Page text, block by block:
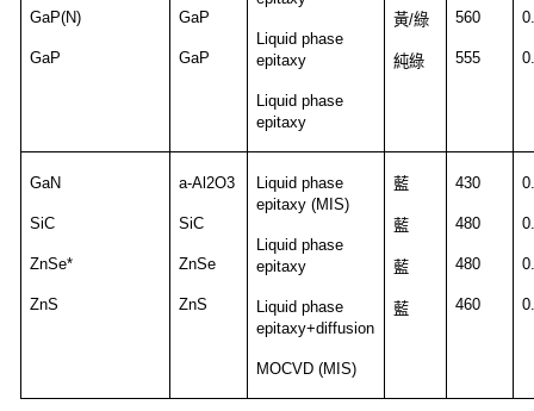
GaP(N)
GaP
GaP
GaP
Liquid phase
epitaxy
Liquid phase
epitaxy
黃/綠
純綠
560
555
GaN
SiC
ZnSe*
ZnS
a-Al2O3
SiC
ZnSe
ZnS
Liquid phase
epitaxy (MIS)
Liquid phase
epitaxy
Liquid phase
epitaxy+diffusion
MOCVD (MIS)
藍
藍
藍
藍
430
480
480
460